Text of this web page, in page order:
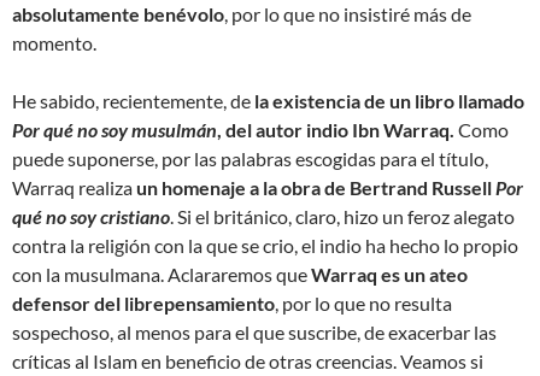
absolutamente benévolo, por lo que no insistiré más de
momento.
He sabido, recientemente, de la existencia de un libro llamado
Por qué no soy musulmán, del autor indio Ibn Warraq. Como
puede suponerse, por las palabras escogidas para el título,
Warraq realizaun homenaje a la obra de Bertrand RussellPor
qué no soy cristiano. Si el británico, claro, hizo un feroz alegato
contra la religión con la que se crio, el indio ha hecho lo propio
con la musulmana. Aclararemos queWarraq es un ateo
defensor del librepensamiento, por lo que no resulta
sospechoso, al menos para el que suscribe, de exacerbar las
críticas al Islam en beneficio de otras creencias. Veamos si